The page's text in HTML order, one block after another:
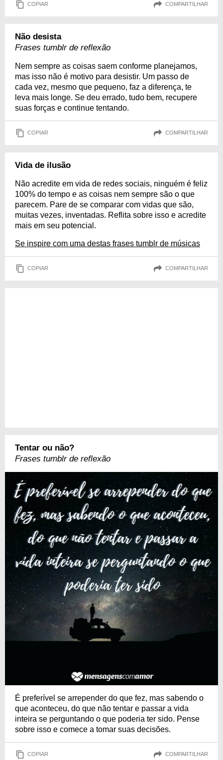
COPIAR COMPARTILHAR
Não desista
Frases tumblr de reflexão
Nem sempre as coisas saem conforme planejamos,
mas isso não é motivo para desistir. Um passo de
cada vez, mesmo que pequeno, faz a diferença, te
leva mais longe. Se deu errado, tudo bem, recupere
suas forças e continue tentando.
COPIAR COMPARTILHAR
Vida de ilusão
Não acredite em vida de redes sociais, ninguém é feliz
100% do tempo e as coisas nem sempre são o que
parecem. Pare de se comparar com vidas que são,
muitas vezes, inventadas. Reflita sobre isso e acredite
mais em seu potencial.
Se inspire com uma destas frases tumblr de músicas
COPIAR COMPARTILHAR
Tentar ou não?
Frases tumblr de reflexão
É preferível se arrepender do que fez, mas sabendo o
que aconteceu, do que não tentar e passar a vida
inteira se perguntando o que poderia ter sido. Pense
sobre isso e comece a tomar suas decisões.
COPIAR COMPARTILHAR